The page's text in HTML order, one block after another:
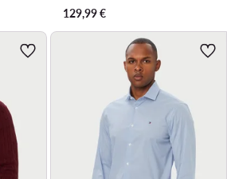
129,99€